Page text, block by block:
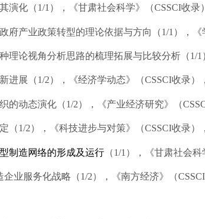
演化（1/1），《甘肃社会科学》（CSSCI收录
府产业政策转型的理论依据与方向 （1/1） ，
理论视角分析思路的梳理拓展与比较分析（1/1
进展 （1/2）， 《经济学动态》（CSSCI收录），
的动态演化 （1/2）， 《产业经济研究》（
（1/2），《科技进步与对策》（CSSCI收录），
制造网络的形成及运行 （1/1），《甘肃社会科
企业服务化战略 （1/2），《南方经济》（CSSCI